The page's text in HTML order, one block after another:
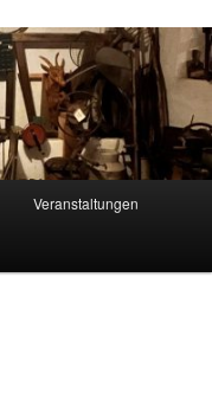
Veranstaltungen